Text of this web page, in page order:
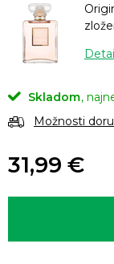
Skladom
Možnosti
31,99 €
cena: